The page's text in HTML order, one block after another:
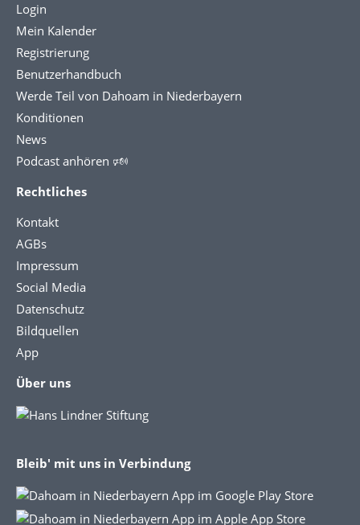
Login
Mein Kalender
Registrierung
Benutzerhandbuch
Werde Teil von Dahoam in Niederbayern
Konditionen
News
Podcast anhören 🕬
Rechtliches
Kontakt
AGBs
Impressum
Social Media
Datenschutz
Bildquellen
App
Über uns
Bleib' mit uns in Verbindung